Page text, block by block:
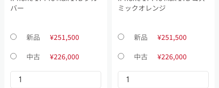
バー
新品
¥251,500
中古
¥226,000
ミックオレンジ
新品
¥251,500
中古
¥226,000